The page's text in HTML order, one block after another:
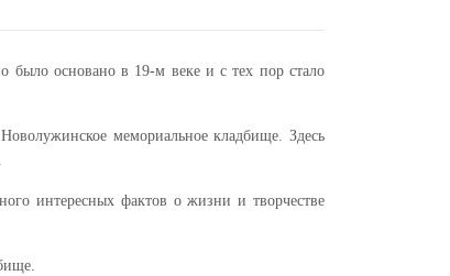
основано в 19-м веке и с тех пор стало
мемориальное кладбище. Здесь
интересных фактов о жизни и творчестве